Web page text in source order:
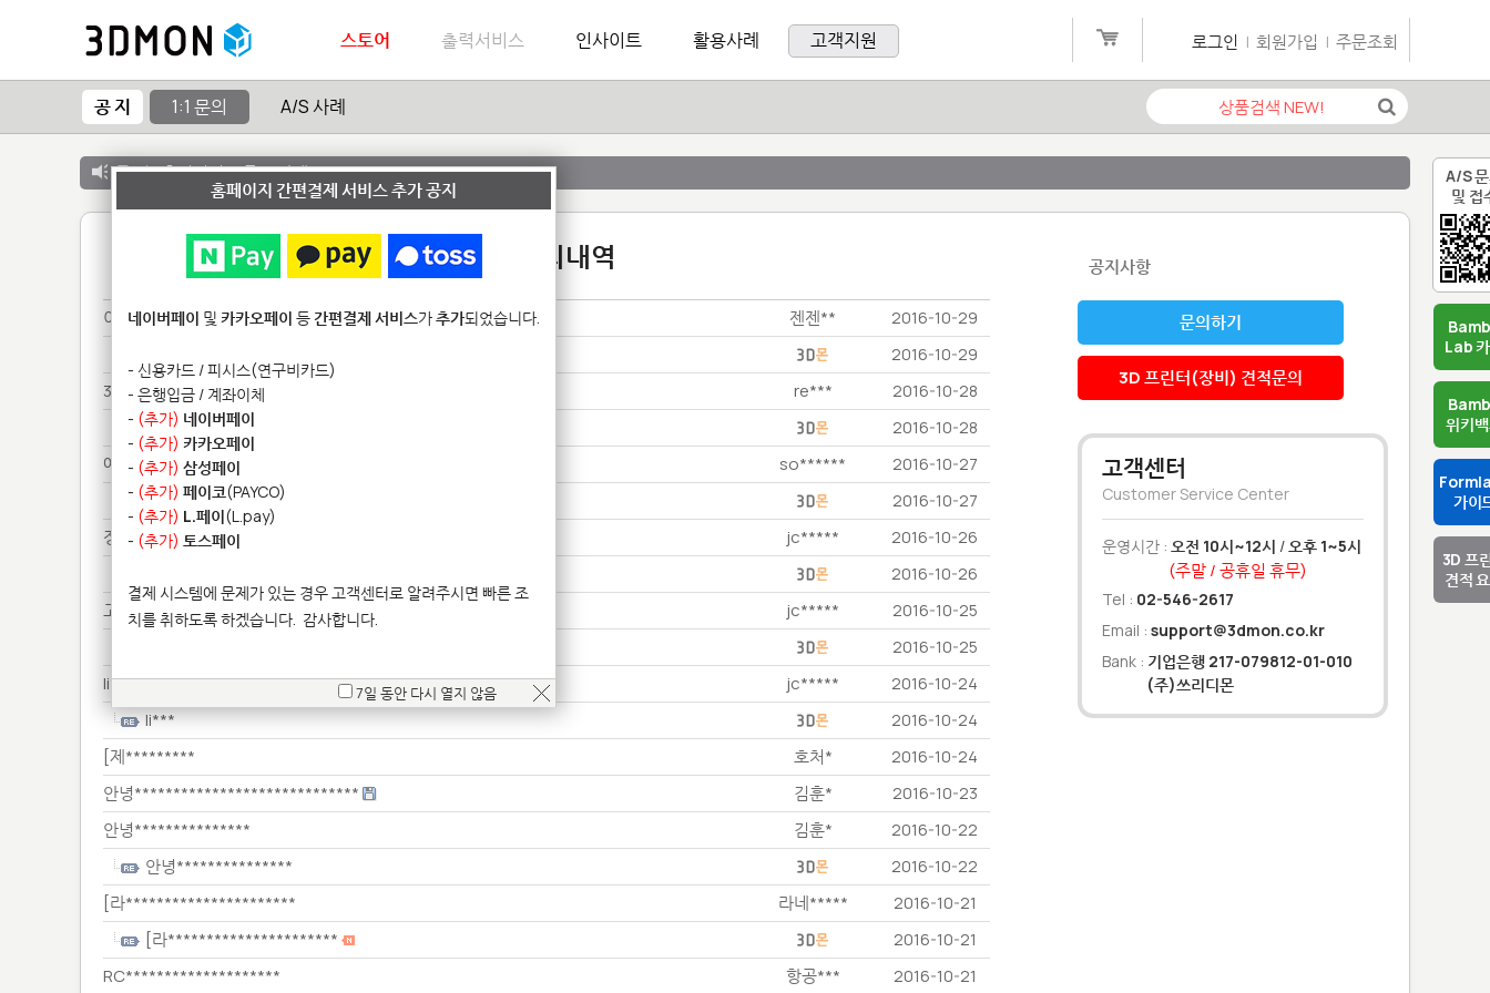
A/S
및 접
Lab
위키
가이
3D 프
견적
스토어 출력서비스 인사이트 활용사례 고객지원 로그인 | 회원가입 | 주문조회
공 지 1:1 문의 A/S 사례
공 지 :출력서비스 종료 안내
1:1 문의내역
이미********************* 젠젠** 2016-10-29
2016-10-29
3d**** re*** 2016-10-28
3d**** 2016-10-28
예상****** so****** 2016-10-27
예상****** 2016-10-27
정명* jc***** 2016-10-26
2016-10-26
고무********************** jc***** 2016-10-25
2016-10-25
li*** jc***** 2016-10-24
li*** 2016-10-24
[제********* 호처* 2016-10-24
안녕***************************** 김훈* 2016-10-23
안녕*************** 김훈* 2016-10-22
안녕*************** 2016-10-22
[라********************** 라네***** 2016-10-21
[라********************** 2016-10-21
RC******************** 항공*** 2016-10-21
공지사항
문의하기
3D 프린터(장비) 견적문의
고객센터
Customer Service Center
운영시간 : 오전 10시~12시 /오후 1~5시
(주말 / 공휴일 휴무)
Tel : 02-546-2617
Email : support@3dmon.co.kr
Bank : 기업은행 217-079812-01-010
(주)쓰리디몬
홈페이지 간편결제 서비스 추가 공지
네이버페이 및 카카오페이 등간편결제 서비스가추가되었습니다.
- 신용카드 / 피시스(연구비카드)
- 은행입금 / 계좌이체
- (추가) 네이버페이
- (추가) 카카오페이
- (추가) 삼성페이
- (추가) 페이코(PAYCO)
- (추가) L.페이(L.pay)
- (추가) 토스페이
결제 시스템에 문제가 있는 경우 고객센터로 알려주시면 빠른 조
치를 취하도록 하겠습니다. 감사합니다.
7일 동안 다시 열지 않음